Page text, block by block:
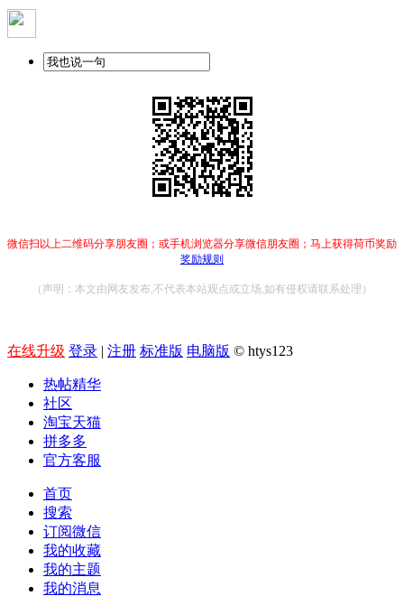
微信扫以上二维码分享朋友圈；或手机浏览器分享微信朋友圈；马上获得荷币奖励
奖励规则
（声明：本文由网友发布,不代表本站观点或立场,如有侵权请联系处理）
在线升级 登录 | 注册 标准版 电脑版 © htys123
热帖精华
社区
淘宝天猫
拼多多
官方客服
首页
搜索
订阅微信
我的收藏
我的主题
我的消息